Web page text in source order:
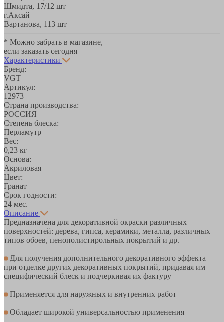
Шмидта, 17/1 2 шт
г.Аксай
Вартанова, 113 шт
* Можно забрать в магазине,
если заказать сегодня
Характеристики
Бренд:
VGT
Артикул:
12973
Страна производства:
РОССИЯ
Степень блеска:
Перламутр
Вес:
0,23 кг
Основа:
Акриловая
Цвет:
Гранат
Срок годности:
24 мес.
Описание
Предназначена для декоративной окраски различных
поверхностей: дерева, гипса, керамики, металла, различных
типов обоев, пенополистирольных покрытий и др.
Для получения дополнительного декоративного эффекта
при отделке других декоративных покрытий, придавая им
специфический блеск и подчеркивая их фактуру
Применяется для наружных и внутренних работ
Обладает широкой универсальностью применения